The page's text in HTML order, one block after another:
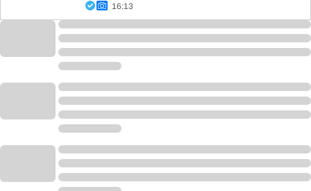
16:13